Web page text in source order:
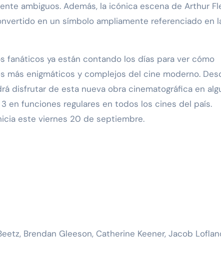
ambiguos. Además, la icónica escena de Arthur
en un símbolo ampliamente referenciado en
fanáticos ya están contando los días para ver cómo
más enigmáticos y complejos del cine moderno.
disfrutar de esta nueva obra cinematográfica en
en funciones regulares en todos los cines del país.
este viernes 20 de septiembre.
Brendan Gleeson, Catherine Keener, Jacob